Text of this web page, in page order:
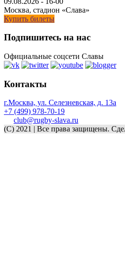
Москва, стадион «Слава»
Купить билеты
Подпишитесь на нас
Официальные соцсети Славы
Контакты
г.Москва, ул. Селезневская, д. 13a
+7 (499) 978-70-19
club@rugby-slava.ru
(C) 2021 | Все права защищены.